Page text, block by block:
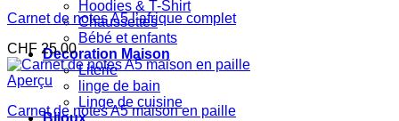
Hoodies & T-Shirt
Chaussettes
Bébé et enfants
Decoration Maison
Literie
linge de bain
Linge de cuisine
Bijoux
Carnet de notes A5 l’afrique complet
CHF 25.00
Aperçu
Carnet de notes A5 maison en paille